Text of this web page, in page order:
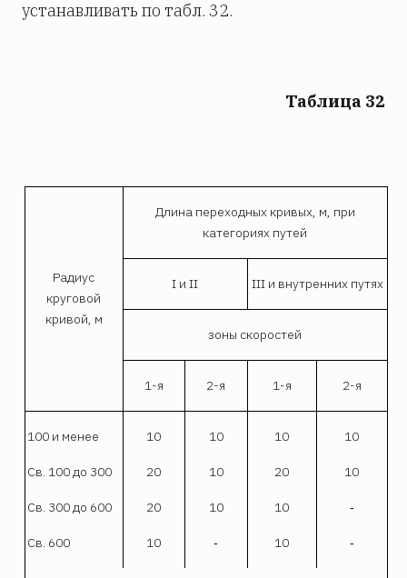
устанавливать по табл. 32.
Таблица 32
Радиус
круговой
кривой, м
Длина переходных кривых, м, при
категориях путей
I и II III и внутренних путях
зоны скоростей
1-я 2-я 1-я 2-я
100 и менее
Св. 100 до 300
Св. 300 до 600
Св. 600
10
20
20
10
10
10
10
‑
10
20
10
10
10
10
‑
‑